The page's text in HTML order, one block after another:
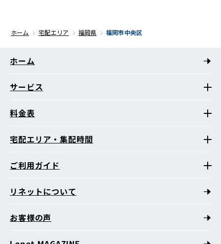
ホーム 宅配エリア 福岡県 福岡市中央区
ホーム
サービス
料金表
宅配エリア・集配時間
ご利用ガイド
リネットについて
お客様の声